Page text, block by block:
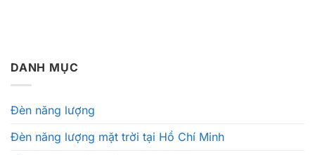
DANH MỤC
Đèn năng lượng
Đèn năng lượng mặt trời tại Hồ Chí Minh